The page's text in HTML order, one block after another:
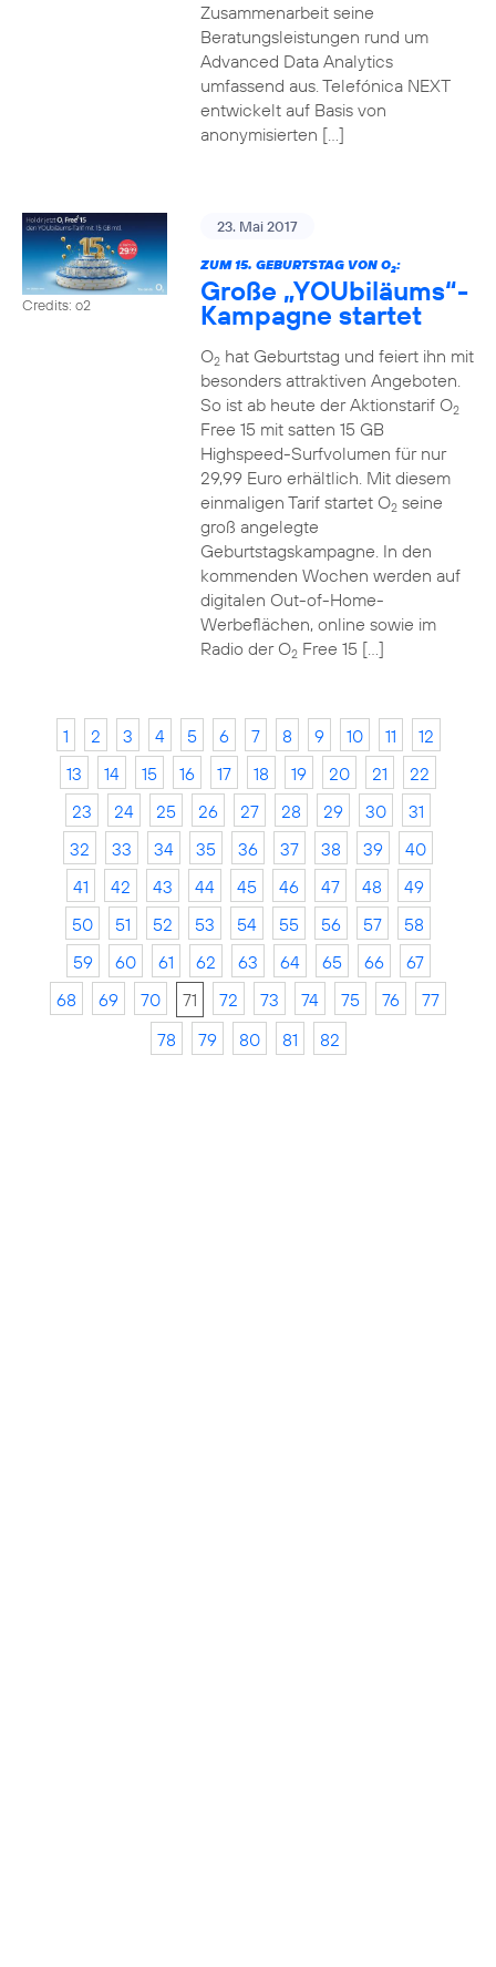
Zusammenarbeit seine
Beratungsleistungen rund um
Advanced Data Analytics
umfassend aus. Telefónica NEXT
entwickelt auf Basis von
anonymisierten […]
Credits: o2
23. Mai 2017
ZUM 15. GEBURTSTAG VON O2:
Große „YOUbiläums“-
Kampagne startet
O2hat Geburtstag und feiert ihn mit
besonders attraktiven Angeboten.
So ist ab heute der Aktionstarif O2
Free 15 mit satten 15 GB
Highspeed-Surfvolumen für nur
29,99 Euro erhältlich. Mit diesem
einmaligen Tarif startet O2seine
groß angelegte
Geburtstagskampagne. In den
kommenden Wochen werden auf
digitalen Out-of-Home-
Werbeflächen, online sowie im
Radio der O2Free 15 […]
1 2 3 4 5 6 7 8 9 10 11
12
13
14 15 16 17 18 19 20 21
22
23
24 25 26 27 28 29 30
31
32
33 34 35 36 37 38 39
40
41
42 43 44 45 46 47 48
49
50
51 52 53 54 55 56 57
58
59
60 61 62 63 64 65 66
67
68
69 70 71 72 73 74 75 76
77
78
79 80 81 82